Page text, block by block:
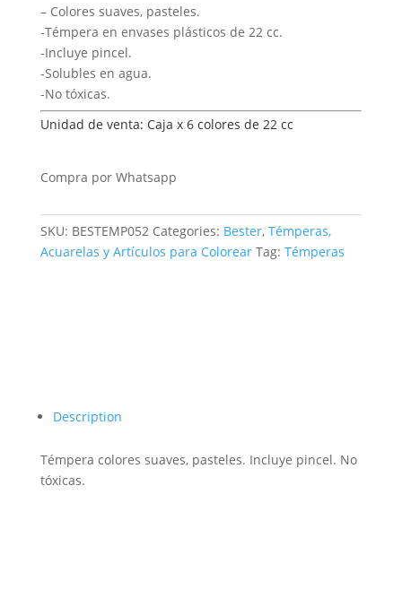
– Colores suaves, pasteles.
-Témpera en envases plásticos de 22 cc.
-Incluye pincel.
-Solubles en agua.
-No tóxicas.
Unidad de venta: Caja x 6 colores de 22 cc
Compra por Whatsapp
SKU: BESTEMP052 Categories: Bester, Témperas,
Acuarelas y Artículos para Colorear Tag: Témperas
Description
Témpera colores suaves, pasteles. Incluye pincel. No
tóxicas.